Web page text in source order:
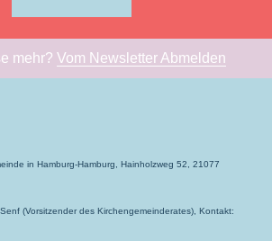
mehr? Vom Newsletter Abmelden
in Hamburg-Hamburg, Hainholzweg 52, 21077
(Vorsitzender des Kirchengemeinderates), Kontakt: